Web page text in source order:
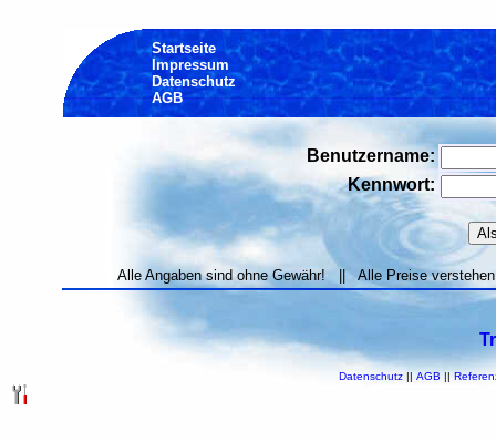
Startseite
Impressum
Datenschutz
AGB
Benutzername:
Kennwort:
Alle Angaben sind ohne Gewähr! || Alle Preise
Datenschutz|| AGB||